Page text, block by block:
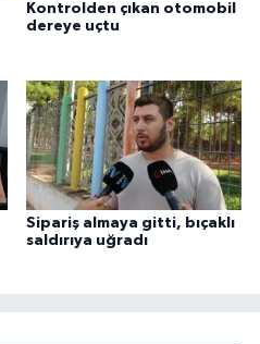
Kontrolden çıkan otomobil
dereye uçtu
Sipariş almaya gitti, bıçaklı
saldırıya uğradı